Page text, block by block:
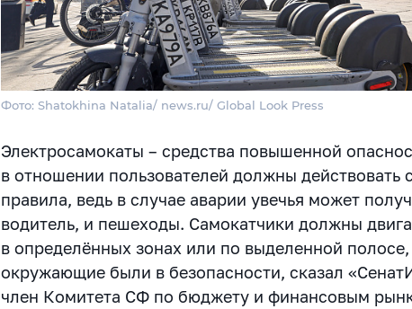
Фото: Shatokhina Natalia/ news.ru/ Global Look Press
Электросамокаты – средства повышенной
в отношении пользователей должны действовать
правила, ведь в случае аварии увечья может
водитель, и пешеходы. Самокатчики должны
в определённых зонах или по выделенной
окружающие были в безопасности, сказал
член Комитета СФ по бюджету и финансовым